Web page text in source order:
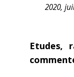
2020,
Etudes,